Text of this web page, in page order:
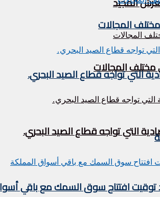
مختلف المجالات
التي تواجه قطاع الصيد البحري.
المجالات
التي تواجه قطاع الصيد البحري.
توقيت افتتاح سوق السمك مع باقي